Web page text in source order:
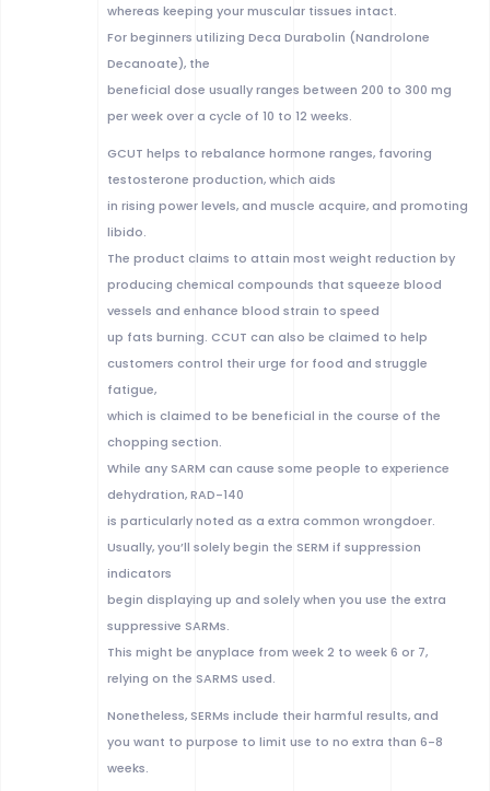
whereas keeping your muscular tissues intact.
For beginners utilizing Deca Durabolin (Nandrolone
Decanoate), the
beneficial dose usually ranges between 200 to 300 mg
per week over a cycle of 10 to 12 weeks.
GCUT helps to rebalance hormone ranges, favoring
testosterone production, which aids
in rising power levels, and muscle acquire, and promoting
libido.
The product claims to attain most weight reduction by
producing chemical compounds that squeeze blood
vessels and enhance blood strain to speed
up fats burning. CCUT can also be claimed to help
customers control their urge for food and struggle
fatigue,
which is claimed to be beneficial in the course of the
chopping section.
While any SARM can cause some people to experience
dehydration, RAD-140
is particularly noted as a extra common wrongdoer.
Usually, you’ll solely begin the SERM if suppression
indicators
begin displaying up and solely when you use the extra
suppressive SARMs.
This might be anyplace from week 2 to week 6 or 7,
relying on the SARMS used.
Nonetheless, SERMs include their harmful results, and
you want to purpose to limit use to no extra than 6-8
weeks.